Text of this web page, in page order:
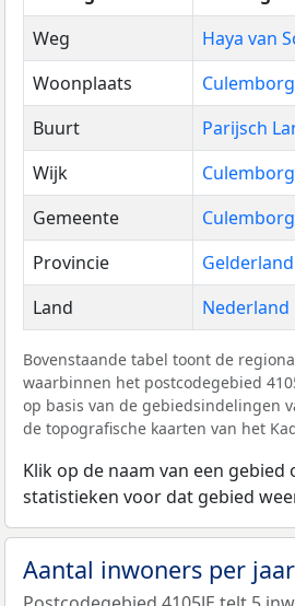
Weg
Haya van
Woonplaats
Culemborg
Buurt
Parijsch
Wijk
Gemeente
Culemborg
Provincie
Gelderland
Land
Nederland
Bovenstaande tabel toont de
waarbinnen het postcodegebied
op basis van de gebiedsindelingen
de topografische kaarten van het
Klik op de naam van een
statistieken voor dat gebied
Aantal inwoners per jaar